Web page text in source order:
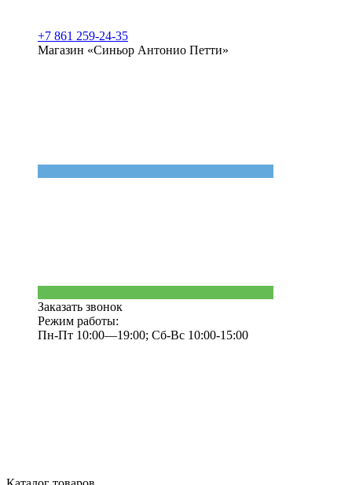
+7 861 259-24-35
Магазин «Синьор Антонио Петти»
Заказать звонок
Режим работы:
Пн-Пт 10:00—19:00; Сб-Вс 10:00-15:00